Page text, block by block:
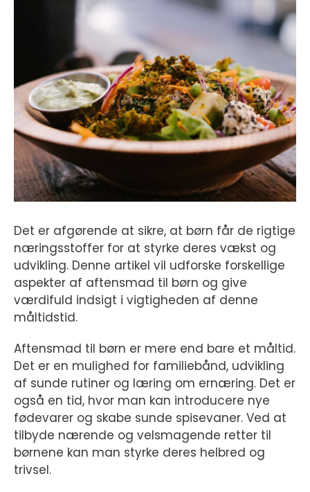
Det er afgørende at sikre, at børn får de rigtige
næringsstoffer for at styrke deres vækst og
udvikling. Denne artikel vil udforske forskellige
aspekter af aftensmad til børn og give
værdifuld indsigt i vigtigheden af denne
måltidstid.
Aftensmad til børn er mere end bare et måltid.
Det er en mulighed for familiebånd, udvikling
af sunde rutiner og læring om ernæring. Det er
også en tid, hvor man kan introducere nye
fødevarer og skabe sunde spisevaner. Ved at
tilbyde nærende og velsmagende retter til
børnene kan man styrke deres helbred og
trivsel.